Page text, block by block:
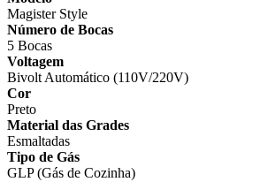
Magister Style
Número de Bocas
5 Bocas
Voltagem
Bivolt Automático (110V/220V)
Cor
Preto
Material das Grades
Esmaltadas
Tipo de Gás
GLP (Gás de Cozinha)